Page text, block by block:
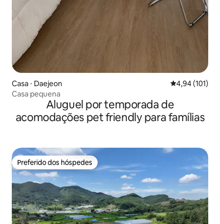
Casa ⋅ Daejeon 4,94 de uma
4,94 (101)
Casa pequena
Aluguel por temporada de
acomodações pet friendly para famílias
Preferido dos hóspedes
Preferido dos hóspedes